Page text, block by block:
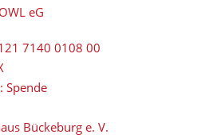
eG
7140 0108 00
Spende
Bückeburg e. V.